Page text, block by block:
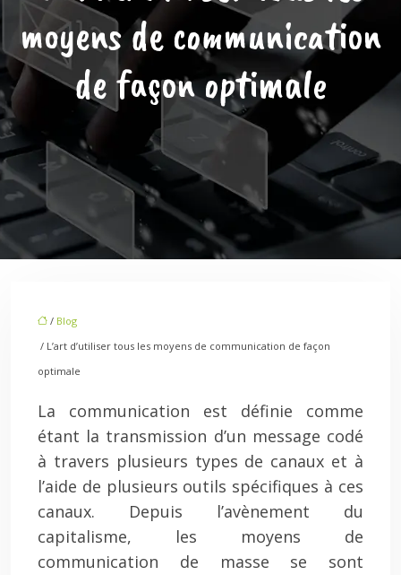
moyens de communication
de façon optimale
/ Blog
/ L’art d’utiliser tous les moyens de communication de façon
optimale
La communication est définie comme
étant la transmission d’un message codé
à travers plusieurs types de canaux et à
l’aide de plusieurs outils spécifiques à ces
canaux. Depuis l’avènement du
capitalisme, les moyens de
communication de masse se sont